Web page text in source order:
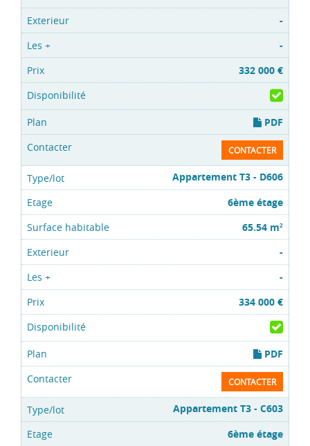
-
-
332 000 €
PDF
CONTACTER
Appartement T3 - D606
6ème étage
65.54 m2
-
-
334 000 €
PDF
CONTACTER
Appartement T3 - C603
6ème étage